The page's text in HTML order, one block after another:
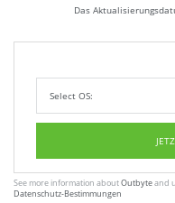
Das
See more information aboutOutbyteand
Datenschutz-Bestimmungen